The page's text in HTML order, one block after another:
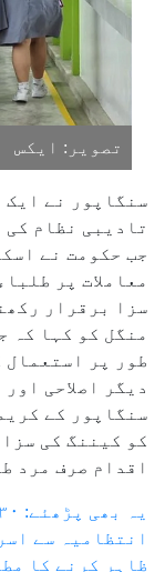
تصویر: ایکس
سنگاپور نے ایک
تادیبی نظام کی
جب حکومت نے
معاملات پر
سزا برقرار
منگل کو کہا کہ
طور پر استعمال
دیگر اصلاحی
سنگاپور کے
کو کیننگ کی
اقدام صرف مرد
انتظامیہ سے
ظاہر کرنے کا